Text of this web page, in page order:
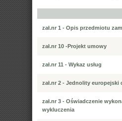
zał.nr 1 - Opis przedmiotu
zał.nr 10 -Projekt umowy
zał.nr 11 - Wykaz usług
zał.nr 2 - Jednolity
zał.nr 3 - Oświadczenie
wykluczenia